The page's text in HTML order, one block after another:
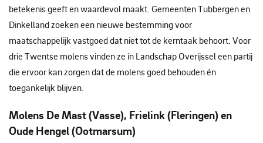
betekenis geeft en waardevol maakt. Gemeenten Tubbergen en
Dinkelland zoeken een nieuwe bestemming voor
maatschappelijk vastgoed dat niet tot de kerntaak behoort. Voor
drie Twentse molens vinden ze in Landschap Overijssel een partij
die ervoor kan zorgen dat de molens goed behouden én
toegankelijk blijven.
Molens De Mast (Vasse), Frielink (Fleringen) en
Oude Hengel (Ootmarsum)